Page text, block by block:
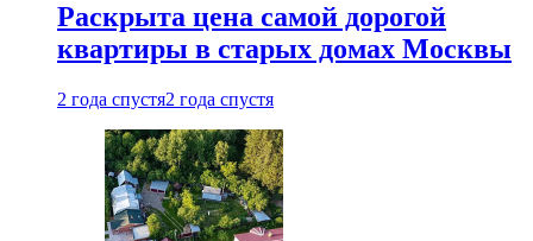
Раскрыта цена самой дорогой
квартиры в старых домах Москвы
2 года спустя2 года спустя